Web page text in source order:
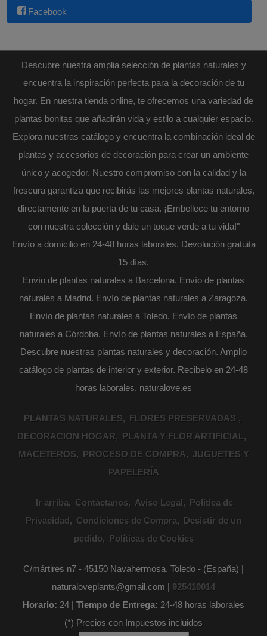
Facebook
Descubre nuestra amplia selección de plantas naturales y
encuentra la inspiración perfecta para la decoración de tu
hogar. En nuestra tienda online, te ofrecemos una variedad de
plantas bonitas que añadirán vida y estilo a cualquier espacio.
Explora nuestras catálogo y encuentra la combinación ideal de
plantas y accesorios de decoración para crear un ambiente
único y acogedor. Nuestro compromiso con la calidad y la
frescura garantiza que recibirás las mejores plantas naturales,
directamente en la puerta de tu casa. ¡Embellece tu entorno
con nuestra colección y dale un toque verde a tu vida!"
Envío a domicilio en 24-48 horas laborales. Devolución gratuita
15 días.
Envío de plantas naturales a Barcelona. Envío de plantas
naturales a Madrid. Envío de plantas naturales a Zaragoza.
Envío de plantas naturales a Toledo. Envío de plantas
naturales a Córdoba. Envío de plantas naturales a España.
Descubre nuestras plantas naturales y decoración. Amplio
catálogo de plantas de interior y exterior. Recibelo en 24-48
horas laborales. naturalove.es
PLANTAS NATURALES
FLORES PRESERVADAS
DECORACION HOGAR
PLANTA Y FLOR ARTIFICIAL
MACETEROS
PROCESO DE COMPRA
JUGUETES Y
PAPELERÍA
Ir arriba Contáctanos Aviso Legal
Política de
Privacidad
Condiciones de Compra
Desistir de un
pedido
Políticas de Cookies
C/mártires n7 - 45150 Navahermosa, Toledo - (España) |
naturaloveplants@gmail.com | 925410014
Horario: 24 | Tiempo de Entrega: 24-48 horas laborales
(*) Precios con Impuestos incluidos